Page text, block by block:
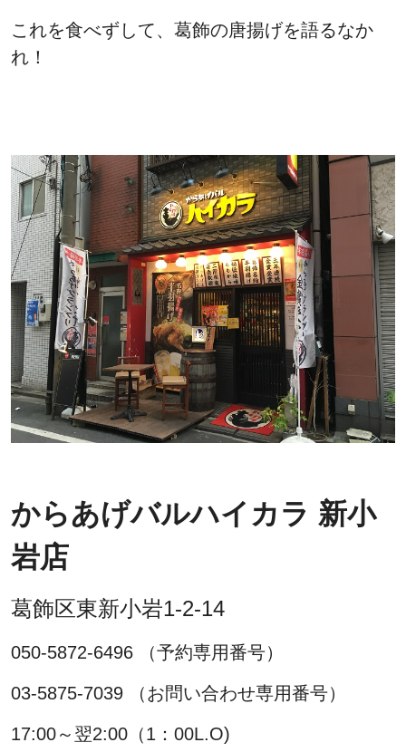
これを食べずして、葛飾の唐揚げを語るなか
れ！
からあげバルハイカラ 新小
岩店
葛飾区東新小岩1-2-14
050-5872-6496 （予約専用番号）
03-5875-7039 （お問い合わせ専用番号）
17:00～翌2:00（1：00L.O)